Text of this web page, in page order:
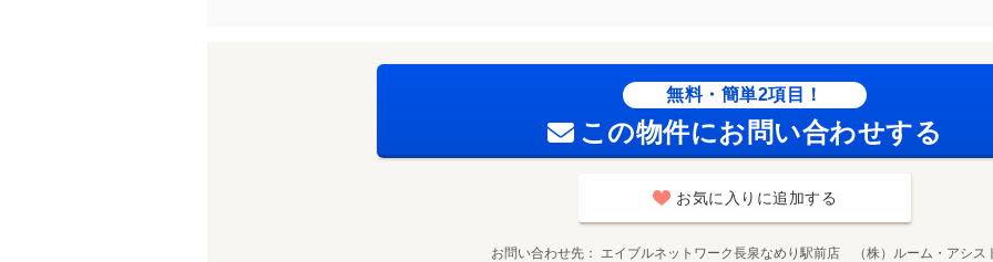
無料・簡単2項目！
この物件にお問い合わせする
お気に入りに追加する
お問い合わせ先 エイブルネットワーク長泉なめり駅前店 （株）ルーム・アシス